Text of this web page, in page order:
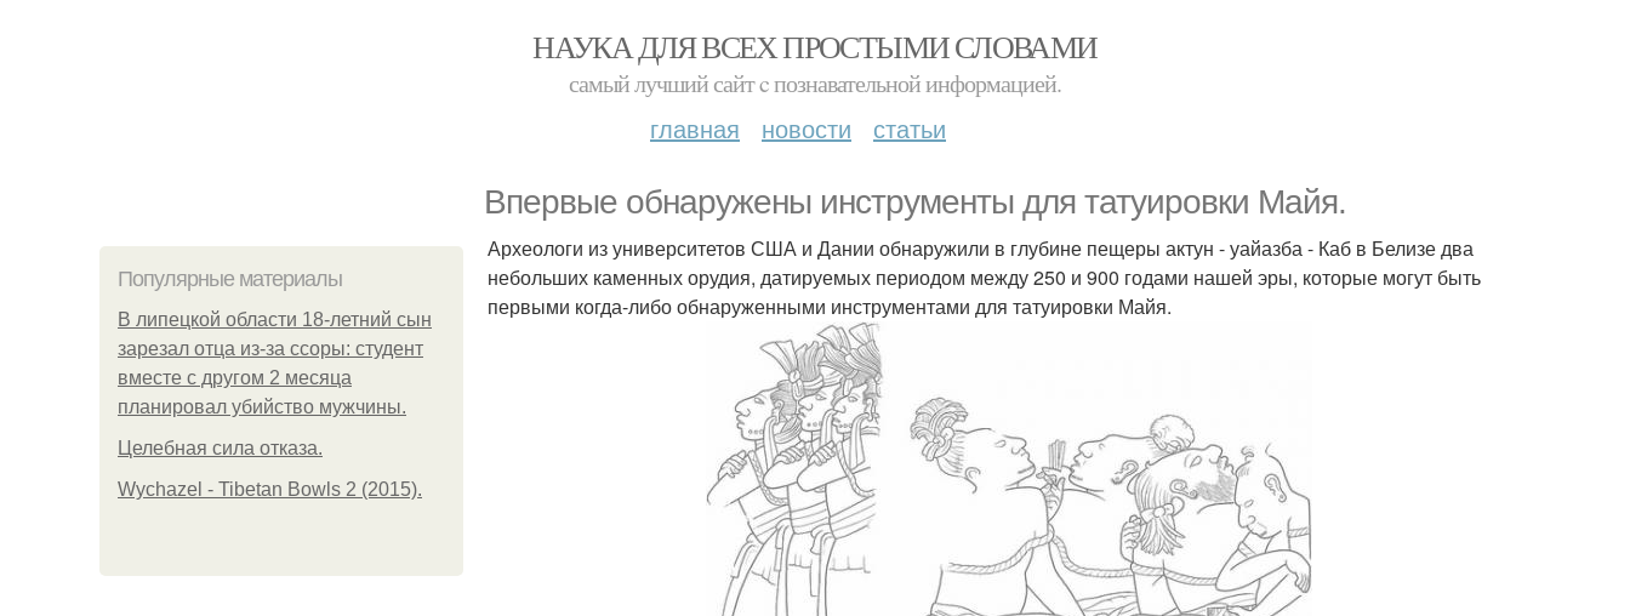
НАУКА ДЛЯ ВСЕХ ПРОСТЫМИ СЛОВАМИ
самый лучший сайт c познавательной информацией.
главная новости статьи
Впервые обнаружены инструменты для татуировки Майя.
Популярные материалы
В липецкой области 18-летний сын
зарезал отца из-за ссоры: студент
вместе с другом 2 месяца
планировал убийство мужчины.
Целебная сила отказа.
Wychazel - Tibetan Bowls 2 (2015).
Археологи из университетов США и Дании обнаружили в глубине пещеры актун - уайазба - Каб в Белизе два
небольших каменных орудия, датируемых периодом между 250 и 900 годами нашей эры, которые могут быть
первыми когда-либо обнаруженными инструментами для татуировки Майя.